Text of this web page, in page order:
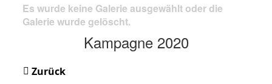
Es wurde keine Galerie ausgewählt oder die
Galerie wurde gelöscht.
Kampagne 2020
Zurück